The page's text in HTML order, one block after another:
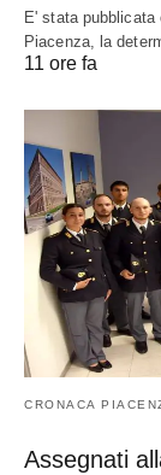
E' stata pubblicata
Piacenza, la
11 ore fa
CRONACA
Assegnati